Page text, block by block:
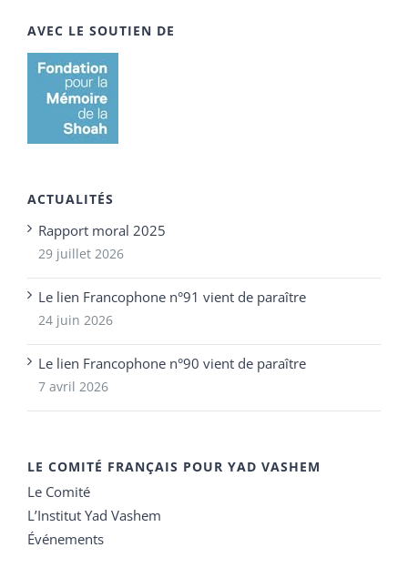
AVEC LE SOUTIEN DE
ACTUALITÉS
Rapport moral 2025
29 juillet 2026
Le lien Francophone n°91 vient de paraître
24 juin 2026
Le lien Francophone n°90 vient de paraître
7 avril 2026
LE COMITÉ FRANÇAIS POUR YAD VASHEM
Le Comité
L’Institut Yad Vashem
Événements